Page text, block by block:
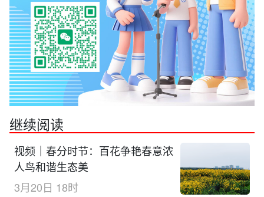
继续阅读
视频｜春分时节：百花争艳春意浓
人鸟和谐生态美
3月20日 18时